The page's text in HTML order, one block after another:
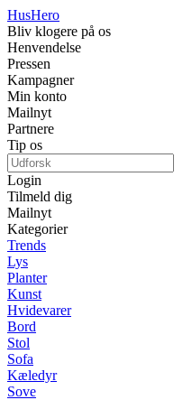
HusHero
Bliv klogere på os
Henvendelse
Pressen
Kampagner
Min konto
Mailnyt
Partnere
Tip os
Login
Tilmeld dig
Mailnyt
Kategorier
Trends
Lys
Planter
Kunst
Hvidevarer
Bord
Stol
Sofa
Kæledyr
Sove